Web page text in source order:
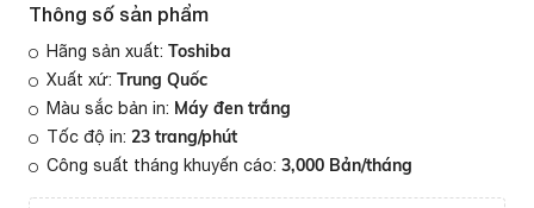
Thông số sản phẩm
Hãng sản xuất: Toshiba
Xuất xứ: Trung Quốc
Màu sắc bản in: Máy đen trắng
Tốc độ in: 23 trang/phút
Công suất tháng khuyến cáo: 3,000 Bản/tháng